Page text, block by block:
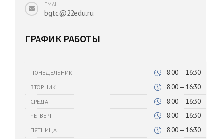
EMAIL
bgtc@22edu.ru
ГРАФИК РАБОТЫ
ПОНЕДЕЛЬНИК 8:00 — 16:30
ВТОРНИК 8:00 — 16:30
СРЕДА 8:00 — 16:30
ЧЕТВЕРГ 8:00 — 16:30
ПЯТНИЦА 8:00 — 16:30